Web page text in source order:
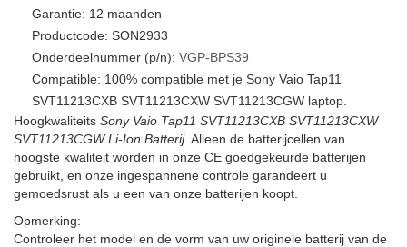
Garantie: 12 maanden
Productcode: SON2933
Onderdeelnummer (p/n): VGP-BPS39
Compatible: 100% compatible met je Sony Vaio Tap11
SVT11213CXB SVT11213CXW SVT11213CGW laptop.
Hoogkwaliteits Sony Vaio Tap11 SVT11213CXB SVT11213CXW
SVT11213CGW Li-Ion Batterij. Alleen de batterijcellen van
hoogste kwaliteit worden in onze CE goedgekeurde batterijen
gebruikt, en onze ingespannene controle garandeert u
gemoedsrust als u een van onze batterijen koopt.
Opmerking:
Controleer het model en de vorm van uw originele batterij van de